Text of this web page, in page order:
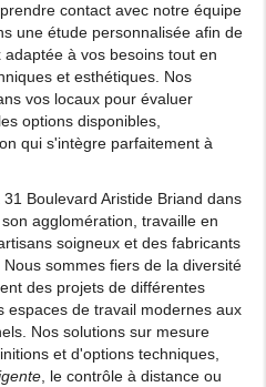
contact avec notre équipe
une étude personnalisée afin de
à vos besoins tout en
et esthétiques. Nos
vos locaux pour évaluer
options disponibles,
qui s'intègre parfaitement à
Boulevard Aristide Briand dans
agglomération, travaille en
soigneux et des fabricants
sommes fiers de la diversité
des projets de différentes
espaces de travail modernes aux
Nos solutions sur mesure
et d'options techniques,
, le contrôle à distance ou